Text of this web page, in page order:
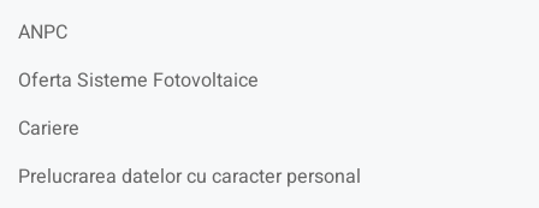
ANPC
Oferta Sisteme Fotovoltaice
Cariere
Prelucrarea datelor cu caracter personal